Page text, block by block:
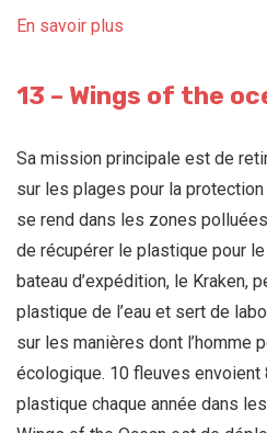
En savoir plus
13 – Wings of the
Sa mission principale est de
sur les plages pour la
se rend dans les zones
de récupérer le plastique pour
bateau d’expédition, le Kraken,
plastique de l’eau et sert de
sur les manières dont l’homme
écologique. 10 fleuves envoient
plastique chaque année dans